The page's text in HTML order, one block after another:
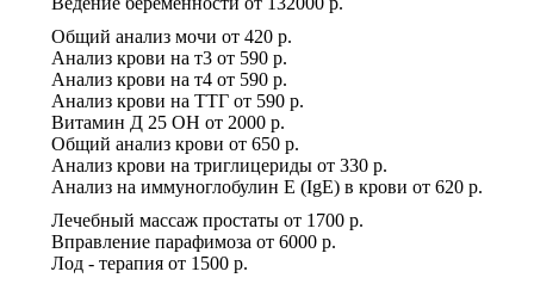
Общий анализ мочи от 420 р.
Анализ крови на т3 от 590 р.
Анализ крови на т4 от 590 р.
Анализ крови на ТТГ от 590 р.
Витамин Д 25 ОН от 2000 р.
Общий анализ крови от 650 р.
Анализ крови на триглицериды от 330 р.
Анализ на иммуноглобулин Е (IgE) в крови от 620 р.
Лечебный массаж простаты от 1700 р.
Вправление парафимоза от 6000 р.
Лод - терапия от 1500 р.